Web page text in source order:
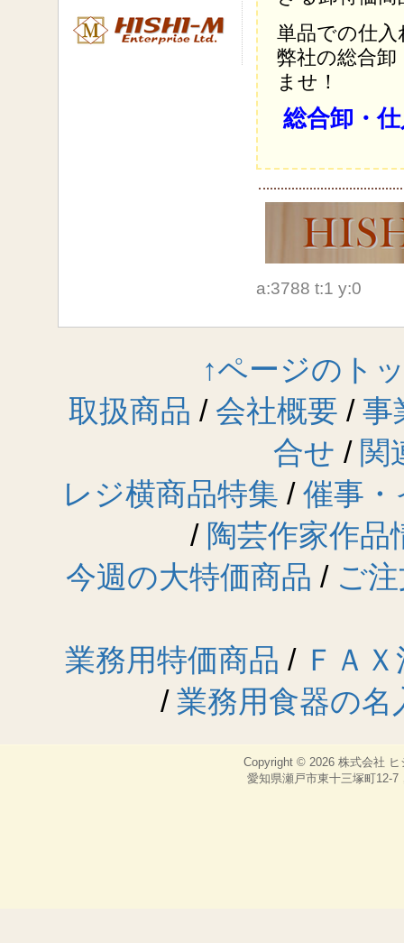
単品での仕
弊社の総合
ませ！
総合卸・
a:3788 t:1 y:0
↑ページのト
取扱商品 / 会社概要 / 事
合せ / 関
レジ横商品特集 / 催事
/ 陶芸作家作品
今週の大特価商品 / ご
業務用特価商品 / ＦＡ
/ 業務用食器の名
Copyright © 2026 株式会社 ヒ
愛知県瀬戸市東十三塚町12-7